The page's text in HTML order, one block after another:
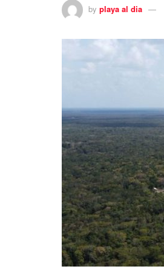
by playa al dia